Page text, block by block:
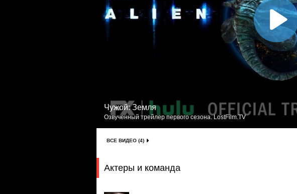
Чужой: Земля
Озвученный трейлер первого сезона. LostFilm.TV
ВСЕ ВИДЕО (4)
Актеры и команда